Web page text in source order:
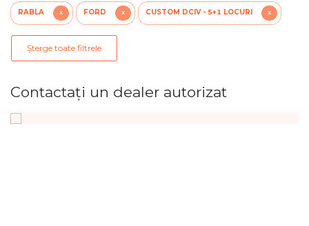
RABLA X FORD X CUSTOM DCIV - 5+1 LOCURI X
Șterge toate filtrele
Contactaţi un dealer autorizat